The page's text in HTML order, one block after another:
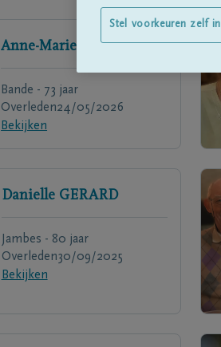
Anne-Marie LAMBERT
Bande - 73 jaar
Overleden24/05/2026
Bekijken
Danielle GERARD
Jambes - 80 jaar
Overleden30/09/2025
Bekijken
Stel voorkeuren zelf in